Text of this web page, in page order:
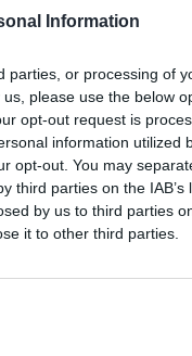
Information
parties, or processing of
please use the below
opt-out request is
information utilized
opt-out. You may
third parties on the IAB’s
by us to third parties
it to other third parties.
pobliskiego Da
z usług
się pieszo lub
że zwiedzanie Hoi
oraz wrzesień
Warto również
to